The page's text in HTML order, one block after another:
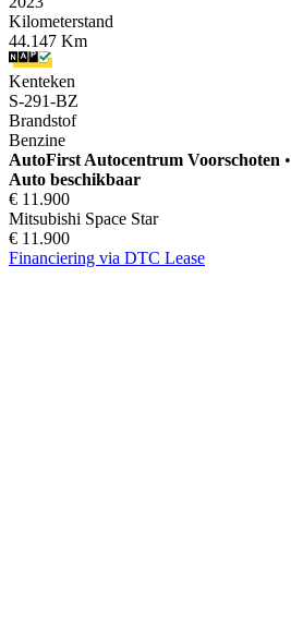
Kilometerstand
44.147 Km
Kenteken
S-291-BZ
Brandstof
Benzine
AutoFirst Autocentrum Voorschoten •
Auto beschikbaar
€ 11.900
Mitsubishi Space Star
€ 11.900
Financiering via DTC Lease